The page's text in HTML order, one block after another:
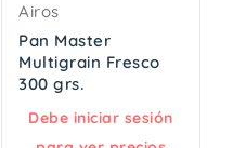
Airos
Pan Master
Multigrain Fresco
300 grs.
Debe iniciar sesión